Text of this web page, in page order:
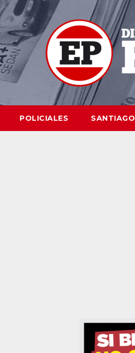
POLICIALES SANTIAGO